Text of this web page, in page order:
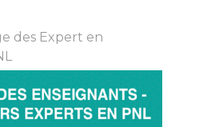
des Expert en